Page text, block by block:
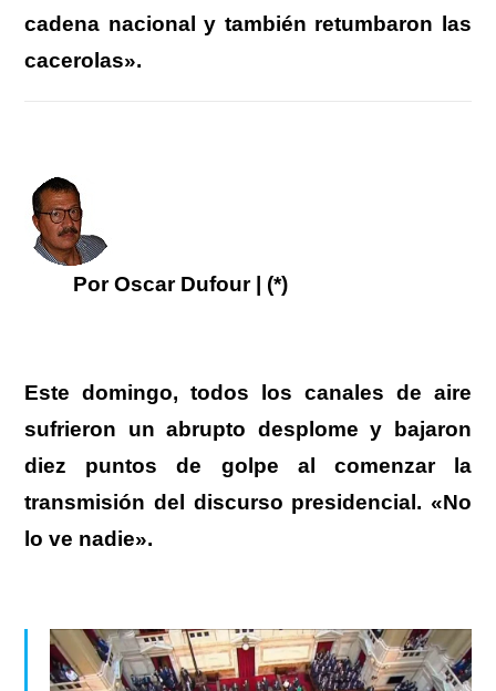
cadena nacional y también retumbaron las
cacerolas».
Por Oscar Dufour | (*)
Este domingo,todos los canales de aire
sufrieron un abrupto desplome y bajaron
diez puntos de golpe al comenzar la
transmisión del discurso presidencial. «No
lo ve nadie».